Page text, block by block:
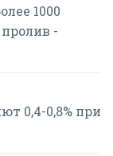
1000
-
0,4-0,8% при